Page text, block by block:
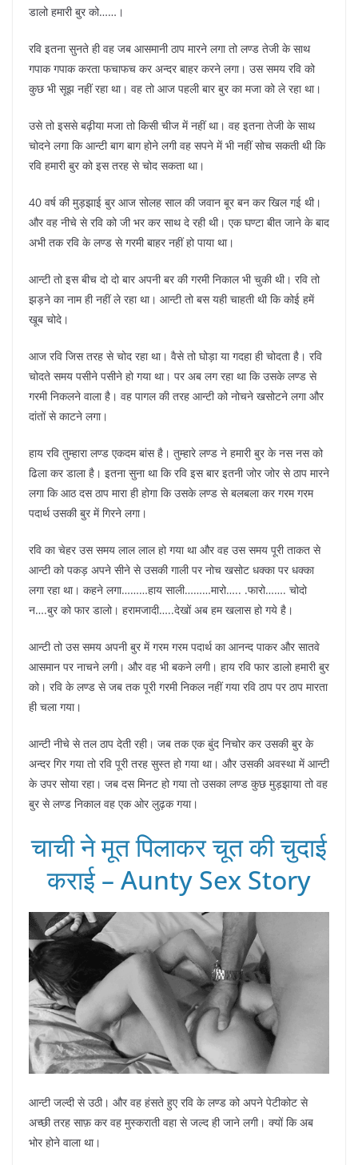
डालो हमारी बुर को……।
रवि इतना सुनते ही वह जब आसमानी ठाप मारने लगा तो लण्ड तेजी के साथ
गपाक गपाक करता फचाफच कर अन्दर बाहर करने लगा। उस समय रवि को
कुछ भी सूझ नहीं रहा था। वह तो आज पहली बार बुर का मजा को ले रहा था।
उसे तो इससे बढ़ीया मजा तो किसी चीज में नहीं था। वह इतना तेजी के साथ
चोदने लगा कि आन्टी बाग बाग होने लगी वह सपने में भी नहीं सोच सकती थी कि
रवि हमारी बुर को इस तरह से चोद सकता था।
40 वर्ष की मुड़झाई बुर आज सोलह साल की जवान बूर बन कर खिल गई थी।
और वह नीचे से रवि को जी भर कर साथ दे रही थी। एक घण्टा बीत जाने के बाद
अभी तक रवि के लण्ड से गरमी बाहर नहीं हो पाया था।
आन्टी तो इस बीच दो दो बार अपनी बर की गरमी निकाल भी चुकी थी। रवि तो
झड़ने का नाम ही नहीं ले रहा था। आन्टी तो बस यही चाहती थी कि कोई हमें
खूब चोदे।
आज रवि जिस तरह से चोद रहा था। वैसे तो घोड़ा या गदहा ही चोदता है। रवि
चोदते समय पसीने पसीने हो गया था। पर अब लग रहा था कि उसके लण्ड से
गरमी निकलने वाला है। वह पागल की तरह आन्टी को नोचने खसोटने लगा और
दांतों से काटने लगा।
हाय रवि तुम्हारा लण्ड एकदम बांस है। तुम्हारे लण्ड ने हमारी बुर के नस नस को
ढिला कर डाला है। इतना सुना था कि रवि इस बार इतनी जोर जोर से ठाप मारने
लगा कि आठ दस ठाप मारा ही होगा कि उसके लण्ड से बलबला कर गरम गरम
पदार्थ उसकी बुर में गिरने लगा।
रवि का चेहर उस समय लाल लाल हो गया था और वह उस समय पूरी ताकत से
आन्टी को पकड़ अपने सीने से उसकी गाली पर नोच खसोट धक्का पर धक्का
लगा रहा था। कहने लगा………हाय साली………मारो….. .फारो……. चोदो
न….बुर को फार डालो। हरामजादी…..देखों अब हम खलास हो गये है।
आन्टी तो उस समय अपनी बुर में गरम गरम पदार्थ का आनन्द पाकर और सातवे
आसमान पर नाचने लगी। और वह भी बकने लगी। हाय रवि फार डालो हमारी बुर
को। रवि के लण्ड से जब तक पूरी गरमी निकल नहीं गया रवि ठाप पर ठाप मारता
ही चला गया।
आन्टी नीचे से तल ठाप देती रही। जब तक एक बुंद निचोर कर उसकी बुर के
अन्दर गिर गया तो रवि पूरी तरह सुस्त हो गया था। और उसकी अवस्था में आन्टी
के उपर सोया रहा। जब दस मिनट हो गया तो उसका लण्ड कुछ मुड़झाया तो वह
बुर से लण्ड निकाल वह एक ओर लुढ़क गया।
चाची ने मूत पिलाकर चूत की चुदाई
कराई – Aunty Sex Story
आन्टी जल्दी से उठी। और वह हंसते हुए रवि के लण्ड को अपने पेटीकोट से
अच्छी तरह साफ़ कर वह मुस्कराती वहा से जल्द ही जाने लगी। क्यों कि अब
भोर होने वाला था।